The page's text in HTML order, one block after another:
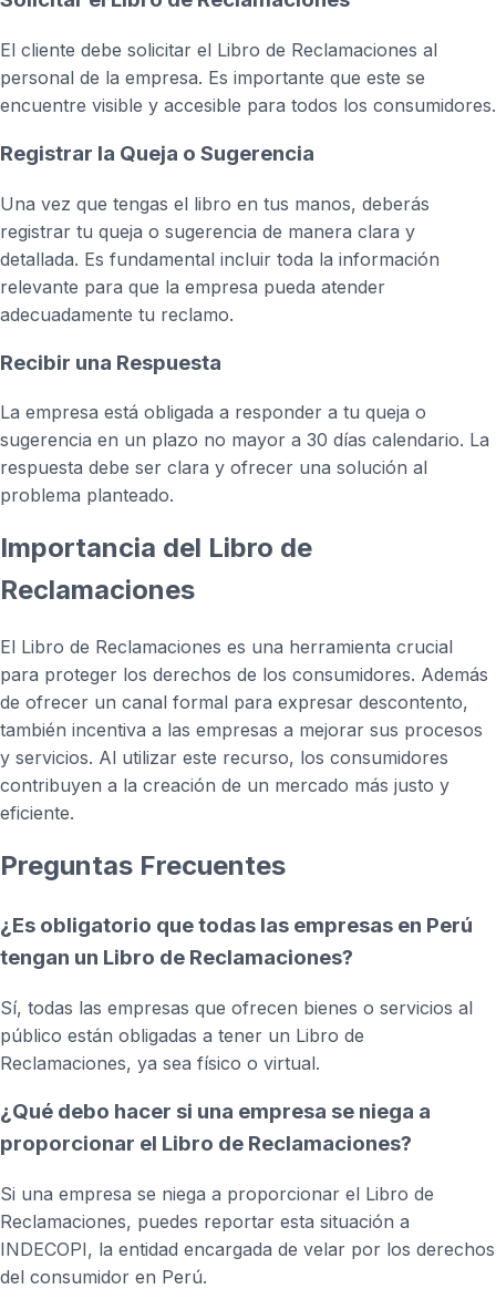
El cliente debe solicitar el Libro de Reclamaciones al
personal de la empresa. Es importante que este se
encuentre visible y accesible para todos los consumidores.
Registrar la Queja o Sugerencia
Una vez que tengas el libro en tus manos, deberás
registrar tu queja o sugerencia de manera clara y
detallada. Es fundamental incluir toda la información
relevante para que la empresa pueda atender
adecuadamente tu reclamo.
Recibir una Respuesta
La empresa está obligada a responder a tu queja o
sugerencia en un plazo no mayor a 30 días calendario. La
respuesta debe ser clara y ofrecer una solución al
problema planteado.
Importancia del Libro de
Reclamaciones
El Libro de Reclamaciones es una herramienta crucial
para proteger los derechos de los consumidores. Además
de ofrecer un canal formal para expresar descontento,
también incentiva a las empresas a mejorar sus procesos
y servicios. Al utilizar este recurso, los consumidores
contribuyen a la creación de un mercado más justo y
eficiente.
Preguntas Frecuentes
¿Es obligatorio que todas las empresas en Perú
tengan un Libro de Reclamaciones?
Sí, todas las empresas que ofrecen bienes o servicios al
público están obligadas a tener un Libro de
Reclamaciones, ya sea físico o virtual.
¿Qué debo hacer si una empresa se niega a
proporcionar el Libro de Reclamaciones?
Si una empresa se niega a proporcionar el Libro de
Reclamaciones, puedes reportar esta situación a
INDECOPI, la entidad encargada de velar por los derechos
del consumidor en Perú.